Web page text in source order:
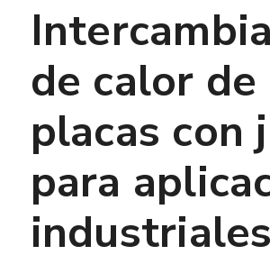
de calor de
placas con
para